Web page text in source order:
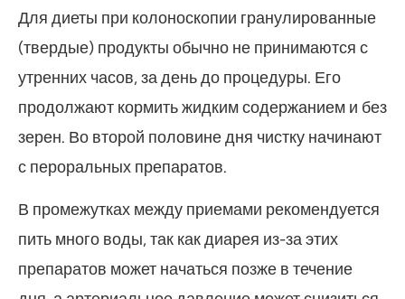
Для диеты при колоноскопии гранулированные
(твердые) продукты обычно не принимаются с
утренних часов, за день до процедуры. Его
продолжают кормить жидким содержанием и без
зерен. Во второй половине дня чистку начинают
с пероральных препаратов.
В промежутках между приемами рекомендуется
пить много воды, так как диарея из-за этих
препаратов может начаться позже в течение